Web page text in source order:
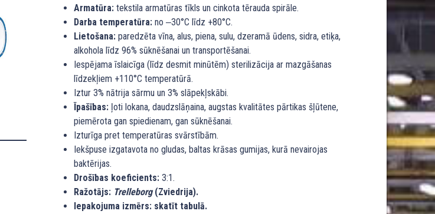
Armatūra: tekstila armatūras tīkls un cinkota tērauda spirāle.
Darba temperatūra: no ‒30°C līdz +80°C.
Lietošana: paredzēta vīna, alus, piena, sulu, dzeramā ūdens, sidra, etiķa,
alkohola līdz 96% sūknēšanai un transportēšanai.
Iespējama īslaicīga (līdz desmit minūtēm) sterilizācija ar mazgāšanas
līdzekļiem +110°C temperatūrā.
Iztur 3% nātrija sārmu un 3% slāpekļskābi.
Īpašības: ļoti lokana, daudzslāņaina, augstas kvalitātes pārtikas šļūtene,
piemērota gan spiedienam, gan sūknēšanai.
Izturīga pret temperatūras svārstībām.
Iekšpuse izgatavota no gludas, baltas krāsas gumijas, kurā nevairojas
baktērijas.
Drošības koeficients: 3:1.
Ražotājs: Trelleborg(Zviedrija).
Iepakojuma izmērs: skatīt tabulā.